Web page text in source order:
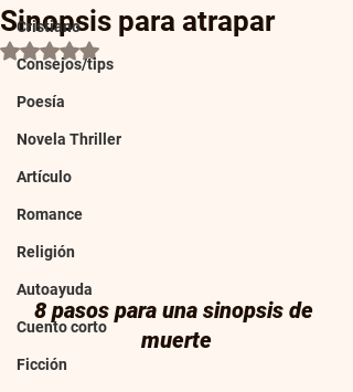
Cristiano
Consejos/tips
Poesía
Novela Thriller
Artículo
Romance
Religión
Autoayuda
Cuento corto
Ficción
Sinopsis para atrapar
Obtuvo NaN de 5 estrellas.
8 pasos para una sinopsis de
muerte